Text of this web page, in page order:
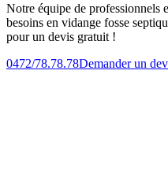
Notre équipe de professionnels
besoins en vidange fosse
pour un devis gratuit !
0472/78.78.78Demander un